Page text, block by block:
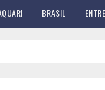
BRASIL